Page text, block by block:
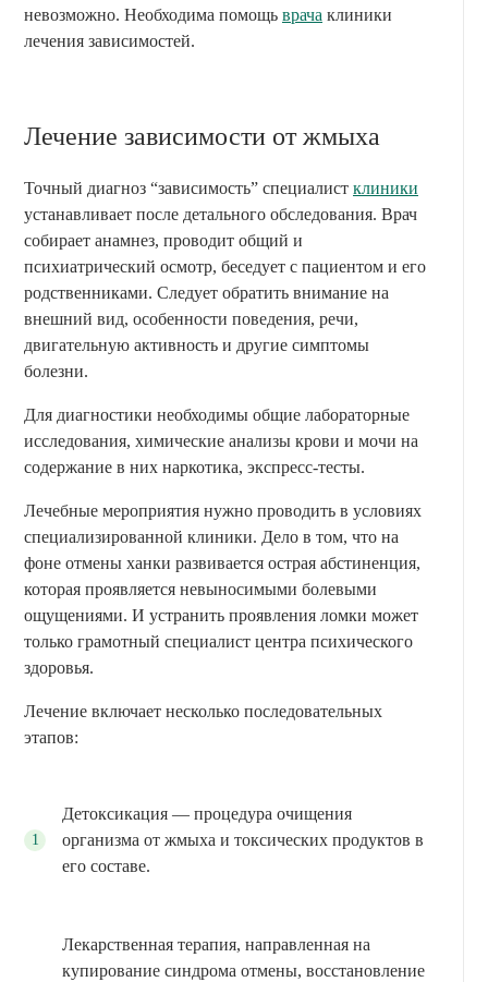
невозможно. Необходима помощь врача клиники
лечения зависимостей.
Лечение зависимости от жмыха
Точный диагноз “зависимость” специалист клиники
устанавливает после детального обследования. Врач
собирает анамнез, проводит общий и
психиатрический осмотр, беседует с пациентом и его
родственниками. Следует обратить внимание на
внешний вид, особенности поведения, речи,
двигательную активность и другие симптомы
болезни.
Для диагностики необходимы общие лабораторные
исследования, химические анализы крови и мочи на
содержание в них наркотика, экспресс-тесты.
Лечебные мероприятия нужно проводить в условиях
специализированной клиники. Дело в том, что на
фоне отмены ханки развивается острая абстиненция,
которая проявляется невыносимыми болевыми
ощущениями. И устранить проявления ломки может
только грамотный специалист центра психического
здоровья.
Лечение включает несколько последовательных
этапов:
Детоксикация — процедура очищения
организма от жмыха и токсических продуктов в
его составе.
Лекарственная терапия, направленная на
купирование синдрома отмены, восстановление